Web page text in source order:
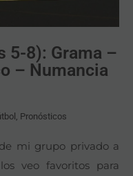
5-8): Grama –
– Numancia
, Pronósticos
mi grupo privado a
veo favoritos para